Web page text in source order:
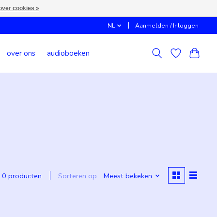
NL Aanmelden / Inloggen
over ons audioboeken
0 producten Sorteren op Meest bekeken
cookies »